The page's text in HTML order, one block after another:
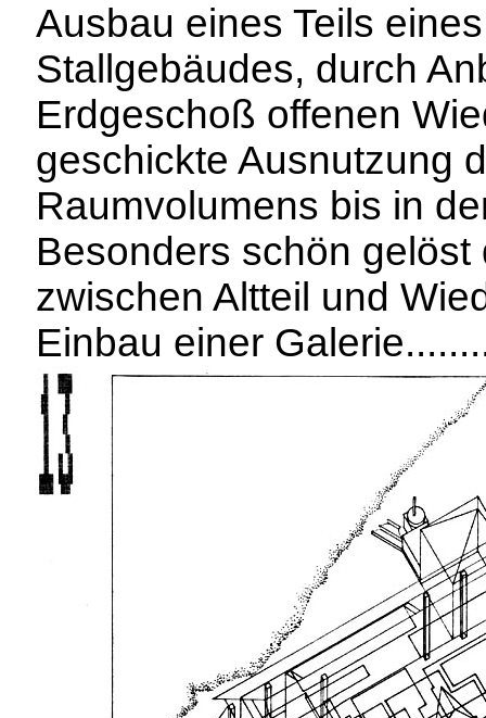
Ausbau eines Teils
Stallgebäudes, durch
Erdgeschoß offenen
geschickte Ausnutzung
Raumvolumens bis in
Besonders schön
zwischen Altteil und
Einbau einer